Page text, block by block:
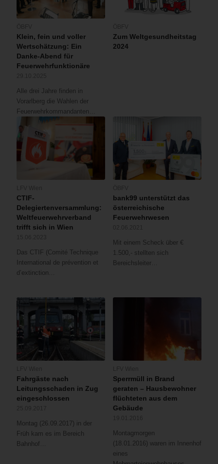
Klein, fein und voller
Wertschätzung: Ein
Danke-Abend für
Feuerwehrfunktionäre
Alle drei Jahre finden in
Vorarlberg die Wahlen der
Feuerwehrkommandanten…
Zum Weltgesundheitstag
2024
CTIF-
Delegiertenversammlung:
Weltfeuerwehrverband
trifft sich in Wien
Das CTIF (Comité Technique
International de prévention et
d’extinction…
bank99 unterstützt das
österreichische
Feuerwehrwesen
Mit einem Scheck über €
1.500,- stellten sich
Bereichsleiter…
Fahrgäste nach
Leitungsschaden in Zug
eingeschlossen
Montag (26.09.2017) in der
Früh kam es im Bereich
Bahnhof…
Sperrmüll in Brand
geraten – Hausbewohner
flüchteten aus dem
Gebäude
Montagmorgen
(18.01.2016) waren im Innenhof
eines